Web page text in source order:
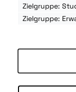
Zielgruppe:
Zielgruppe: